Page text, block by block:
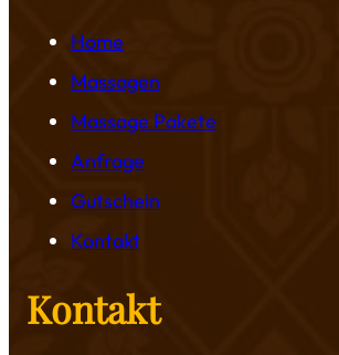
Home
Massagen
Massage Pakete
Anfrage
Gutschein
Kontakt
Kontakt